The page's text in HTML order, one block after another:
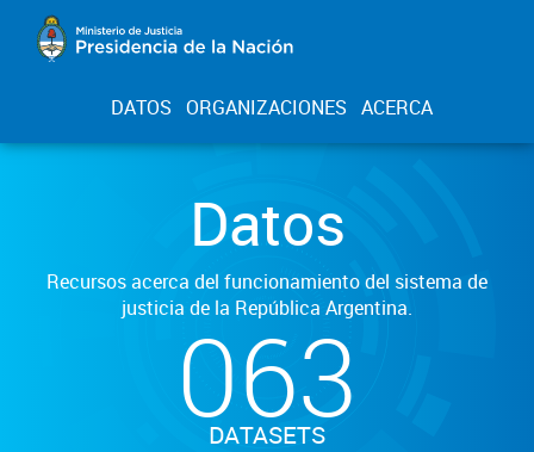
DATOS ORGANIZACIONES ACERCA
Datos
Recursos acerca del funcionamiento del sistema de
justicia de la República Argentina.
063
DATASETS